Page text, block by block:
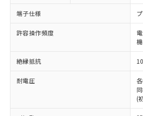
端子仕様
許容操作頻度
絶縁抵抗
耐電圧
(
(税抜)を提供させていた
当社制御機器事業取扱商
本サービスの対象外とな
ことをご了承ください。
在庫状況および標準価格
記載している更新日時点
タに基づき作成されるも
覧された時点での実際の
準価格とは異なる場合が
非該当品：ライセンス料など
害物質有無と関係のない商品
仕入先様の事情により、非含
いたものが、含有品と判明し
むを得ず変更することがあり
鉛(Pb) 1000ppm以下、 水銀(Hg)
六価クロム(Cr(Ⅵ)) 1000ppm以下、ポリ
類(PBB) 1000ppm以下、ポリ臭化ジフ
(PBDE) 1000ppm以下、フタル酸ビス
「○」：最大均質材料含有率が
基準値以下であることを示し
「×」：最大均質材料含有率
基準値を超えていることを示
「－」：未確認です。当社販
い合わせください。
*中国RoHS10物質の基準値 (GB/
Pb(鉛) :1000ppm、 Hg(水銀) :
Cr(Ⅵ)(六価クロム) : 1000ppm、 PBBs(
当社は、これら貴社製品
為替および外国貿易法に
（以下｢規制貨物等」と
国政府の輸出許可(また
可)を取得するなどの必要